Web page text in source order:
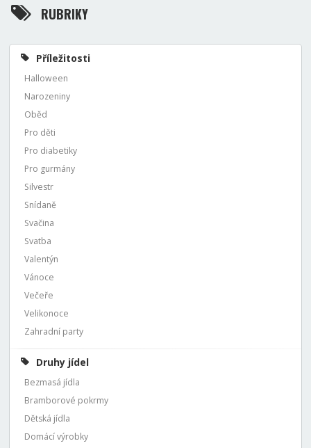
RUBRIKY
Příležitosti
Halloween
Narozeniny
Oběd
Pro děti
Pro diabetiky
Pro gurmány
Silvestr
Snídaně
Svačina
Svatba
Valentýn
Vánoce
Večeře
Velikonoce
Zahradní party
Druhy jídel
Bezmasá jídla
Bramborové pokrmy
Dětská jídla
Domácí výrobky